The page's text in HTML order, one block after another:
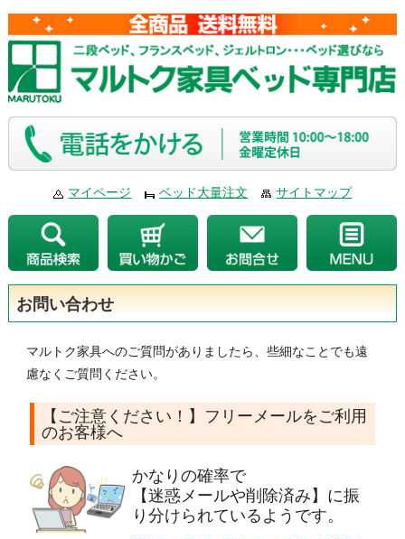
マイページ ベッド大量注文 サイトマップ
お問い合わせ
マルトク家具へのご質問がありましたら、些細なことでも遠
慮なくご質問ください。
【ご注意ください！】フリーメールをご利用
のお客様へ
かなりの確率で
【迷惑メールや削除済み】に振
り分けられているようです。